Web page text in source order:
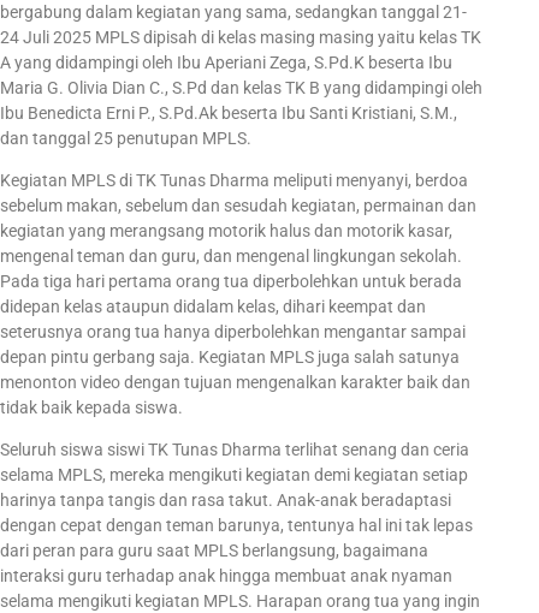
bergabung dalam kegiatan yang sama, sedangkan tanggal 21-
24 Juli 2025 MPLS dipisah di kelas masing masing yaitu kelas TK
A yang didampingi oleh Ibu Aperiani Zega, S.Pd.K beserta Ibu
Maria G. Olivia Dian C., S.Pd dan kelas TK B yang didampingi oleh
Ibu Benedicta Erni P., S.Pd.Ak beserta Ibu Santi Kristiani, S.M.,
dan tanggal 25 penutupan MPLS.
Kegiatan MPLS di TK Tunas Dharma meliputi menyanyi, berdoa
sebelum makan, sebelum dan sesudah kegiatan, permainan dan
kegiatan yang merangsang motorik halus dan motorik kasar,
mengenal teman dan guru, dan mengenal lingkungan sekolah.
Pada tiga hari pertama orang tua diperbolehkan untuk berada
didepan kelas ataupun didalam kelas, dihari keempat dan
seterusnya orang tua hanya diperbolehkan mengantar sampai
depan pintu gerbang saja. Kegiatan MPLS juga salah satunya
menonton video dengan tujuan mengenalkan karakter baik dan
tidak baik kepada siswa.
Seluruh siswa siswi TK Tunas Dharma terlihat senang dan ceria
selama MPLS, mereka mengikuti kegiatan demi kegiatan setiap
harinya tanpa tangis dan rasa takut. Anak-anak beradaptasi
dengan cepat dengan teman barunya, tentunya hal ini tak lepas
dari peran para guru saat MPLS berlangsung, bagaimana
interaksi guru terhadap anak hingga membuat anak nyaman
selama mengikuti kegiatan MPLS. Harapan orang tua yang ingin